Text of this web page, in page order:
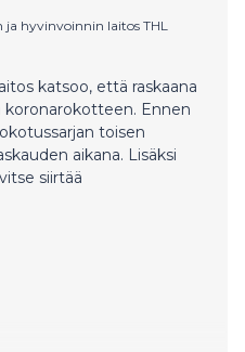
ja hyvinvoinnin laitos THL
katsoo, että raskaana
koronarokotteen. Ennen
toisen
aikana. Lisäksi
siirtää